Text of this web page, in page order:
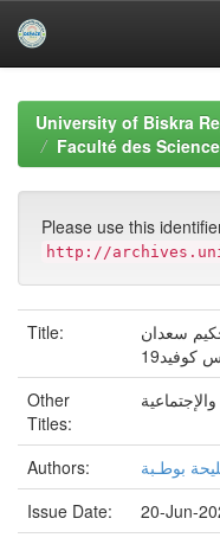
navigationUniversity of Biskra
Faculté des
Please use this
http://
Title:
سعدان
Other
Titles:
Authors:
بوطـبة
Issue Date:
20-Jun-